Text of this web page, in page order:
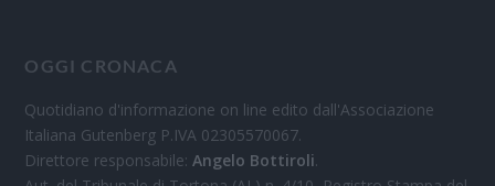
OGGI CRONACA
Quotidiano d'informazione on line edito dall'Associazione
Italiana Gutenberg P.IVA 02305570067.
Direttore responsabile:Angelo Bottiroli.